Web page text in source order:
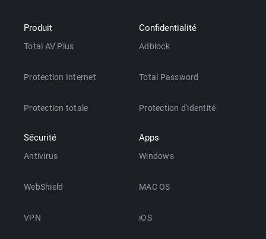
Produit
Total AV Plus
Protection Internet
Protection totale
Sécurité
Antivirus
WebShield
VPN
Confidentialité
Adblock
Total Password
Protection d'identité
Apps
Windows
MAC OS
iOS